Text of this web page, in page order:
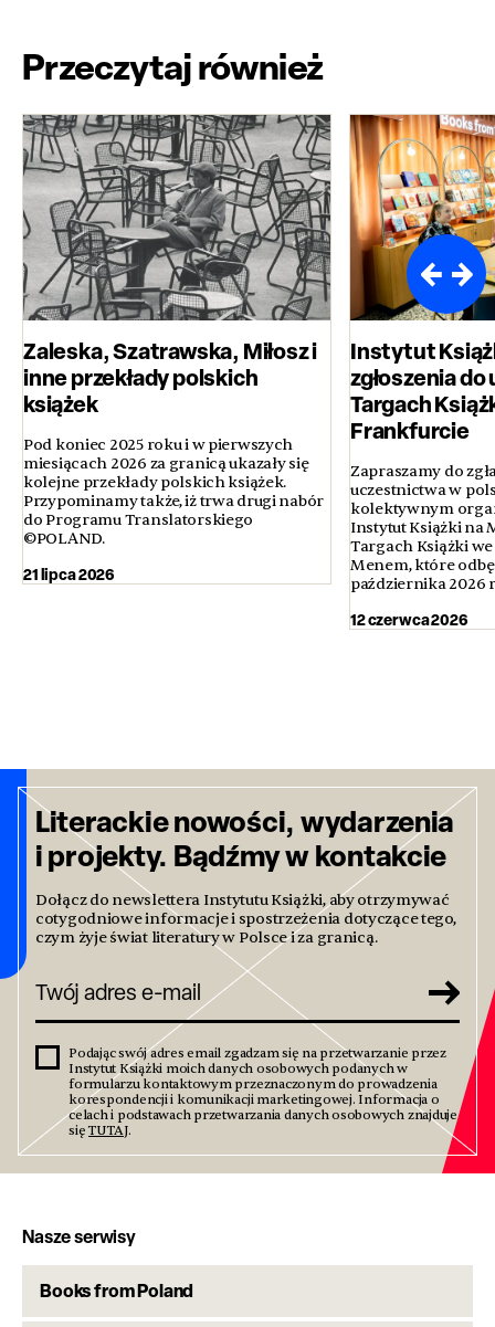
Przeczytaj również
Zaleska, Szatrawska, Miłosz i
inne przekłady polskich
książek
Pod koniec 2025 roku i w pierwszych
miesiącach 2026 za granicą ukazały się
kolejne przekłady polskich książek.
Przypominamy także, iż trwa drugi nabór
do Programu Translatorskiego
©POLAND.
21 lipca 2026
Instytut
zgłoszenia do
Targach
Frankfurcie
Zapraszamy do
uczestnictwa w
kolektywnym
Instytut Książki na
Targach Książki
Menem, które
października 2026
12 czerwca 2026
Literackie nowości, wydarzenia
i projekty. Bądźmy w kontakcie
Dołącz do newslettera Instytutu Książki, aby otrzymywać
cotygodniowe informacje i spostrzeżenia dotyczące tego,
czym żyje świat literatury w Polsce i za granicą.
Podając swój adres email zgadzam się na przetwarzanie przez
Instytut Książki moich danych osobowych podanych w
formularzu kontaktowym przeznaczonym do prowadzenia
korespondencji i komunikacji marketingowej. Informacja o
celach i podstawach przetwarzania danych osobowych znajduje
sięTUTAJ.
Nasze serwisy
Books from Poland